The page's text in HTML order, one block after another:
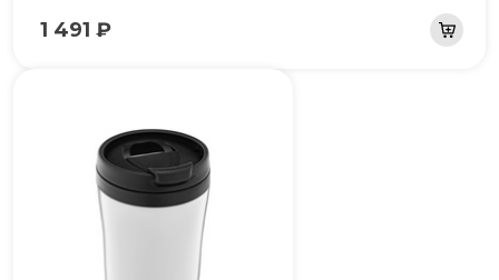
1 491 ₽